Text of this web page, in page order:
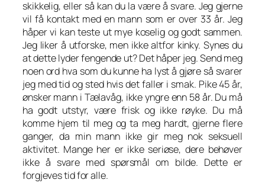
skikkelig, eller så kan du la være å svare. Jeg gjerne
vil få kontakt med en mann som er over 33 år. Jeg
håper vi kan teste ut mye koselig og godt sammen.
Jeg liker å utforske, men ikke altfor kinky. Synes du
at dette lyder fengende ut? Det håper jeg. Send meg
noen ord hva som du kunne ha lyst å gjøre så svarer
jeg med tid og sted hvis det faller i smak. Pike 45 år,
ønsker mann i Tælavåg, ikke yngre enn 58 år. Du må
ha godt utstyr, være frisk og ikke røyke. Du må
komme hjem til meg og ta meg hardt, gjerne flere
ganger, da min mann ikke gir meg nok seksuell
aktivitet. Mange her er ikke seriøse, dere behøver
ikke å svare med spørsmål om bilde. Dette er
forgjeves tid for alle.